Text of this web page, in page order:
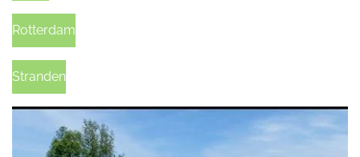
Rotterdam
Stranden